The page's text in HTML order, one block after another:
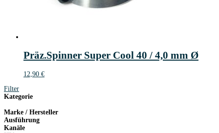
Präz.Spinner Super Cool 40 / 4,0 mm Ø
12,90 €
Filter
Kategorie
Marke / Hersteller
Ausführung
Kanäle